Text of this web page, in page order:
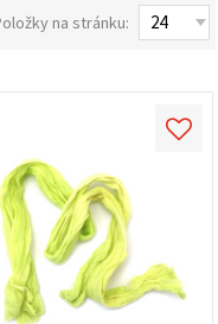
na stránku: